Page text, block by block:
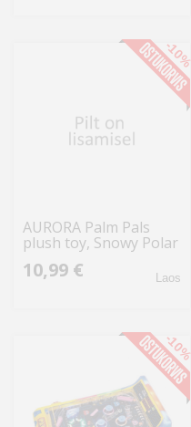
AURORA Palm Pals
plush toy, Snowy Polar
Bear, 12 cm
10,99 € Laos
-10%
-10%